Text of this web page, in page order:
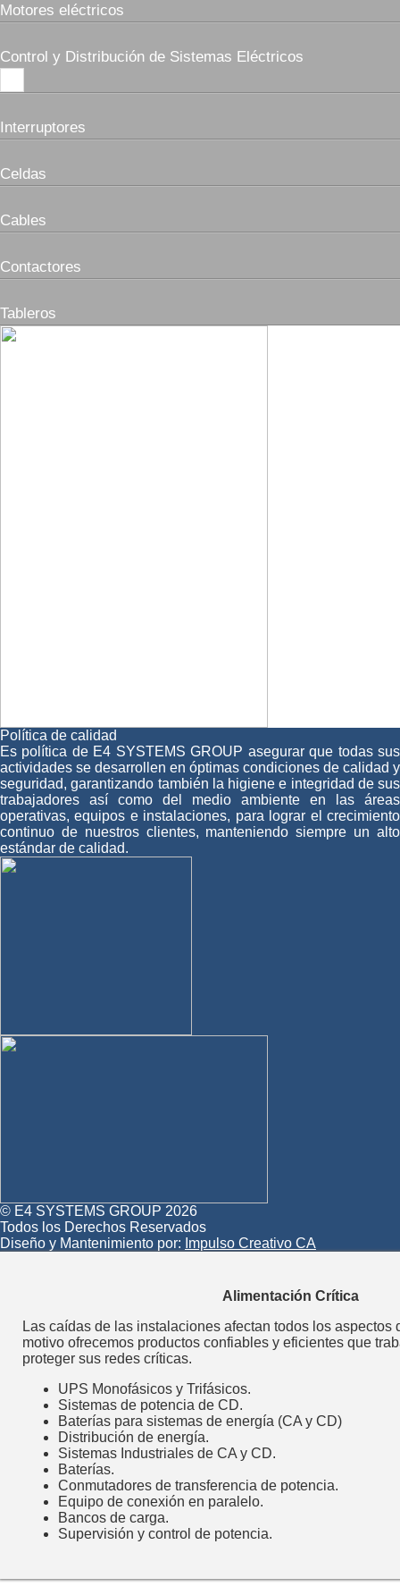
Motores eléctricos
Control y Distribución de Sistemas Eléctricos
Interruptores
Celdas
Cables
Contactores
Tableros
Política de calidad
Es política de E4 SYSTEMS GROUP asegurar que todas sus
actividades se desarrollen en óptimas condiciones de calidad y
seguridad, garantizando también la higiene e integridad de sus
trabajadores así como del medio ambiente en las áreas
operativas, equipos e instalaciones, para lograr el crecimiento
continuo de nuestros clientes, manteniendo siempre un alto
estándar de calidad.
© E4 SYSTEMS GROUP 2026
Todos los Derechos Reservados
Diseño y Mantenimiento por: Impulso Creativo CA
Alimentación Crítica
Las caídas de las instalaciones afectan todos los aspectos
motivo ofrecemos productos confiables y eficientes que
proteger sus redes críticas.
UPS Monofásicos y Trifásicos.
Sistemas de potencia de CD.
Baterías para sistemas de energía (CA y CD)
Distribución de energía.
Sistemas Industriales de CA y CD.
Baterías.
Conmutadores de transferencia de potencia.
Equipo de conexión en paralelo.
Bancos de carga.
Supervisión y control de potencia.